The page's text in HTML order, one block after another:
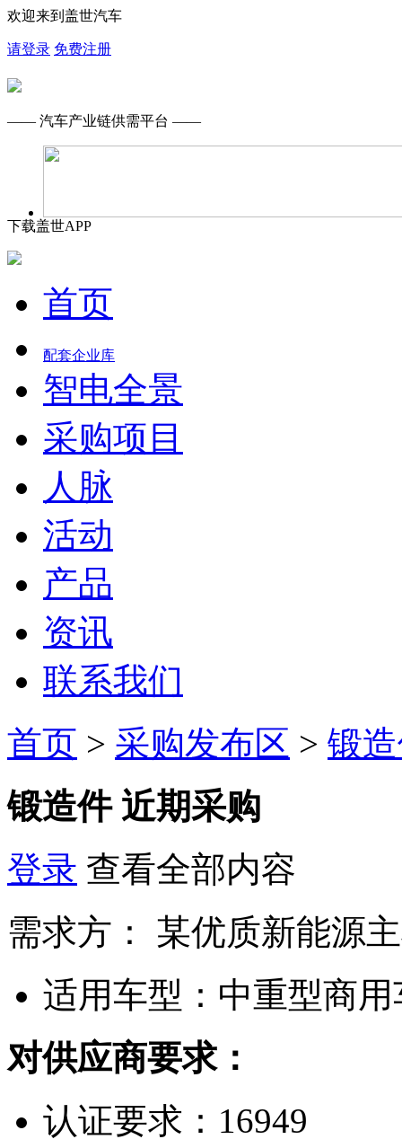
欢迎来到盖世汽车
请登录 免费注册
—— 汽车产业链供需平台 ——
下载盖世APP
首页
配套企业库
智电全景
采购项目
人脉
活动
产品
资讯
联系我们
首页 > 采购发布区 > 锻
锻造件 近期采购
登录 查看全部内容
需求方：
某优质新能源
适用车型： 中重型商
对供应商要求：
认证要求： 16949